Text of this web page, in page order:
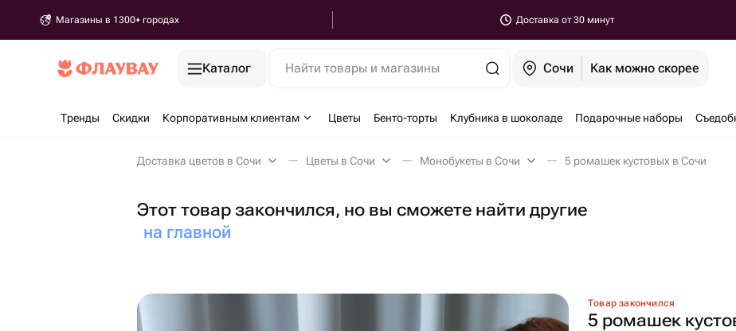
Магазины в 1300+ городах Доставка от 30 минут
Каталог Найти товары и магазины Сочи Как можно скорее
Тренды Скидки Корпоративным клиентам Цветы Бенто-торты Клубника в шоколаде Подарочные наборы
Доставка цветов в Сочи Цветы в Сочи Монобукеты в Сочи 5 ромашек кустовых в Сочи
Этот товар закончился, но вы сможете найти другие
на главной
Товар закончился
5 ромашек